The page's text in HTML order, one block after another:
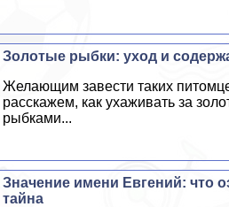
Золотые рыбки: уход и
Желающим завести таких
расскажем, как ухаживать за
рыбками...
Значение имени Евгений: что
тайна